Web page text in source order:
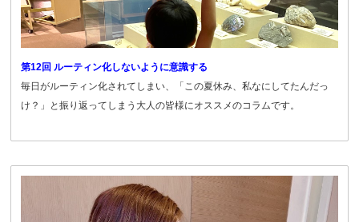
第12回 ルーティン化しないように意識する
毎日がルーティン化されてしまい、「この夏休み、私なにしてたんだっ
け？」と振り返ってしまう大人の皆様にオススメのコラムです。